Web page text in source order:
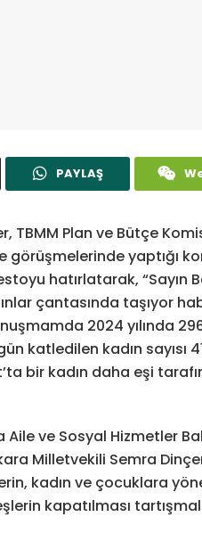
PAYLAŞ
TBMM Plan ve Bütçe
görüşmelerinde yaptığı
hatırlatarak, “Sayın
çantasında taşıyor
2024 yılında
katledilen kadın sayısı
bir kadın daha eşi
ve Sosyal Hizmetler
Milletvekili Semra
kadın ve çocuklara
kapatılması